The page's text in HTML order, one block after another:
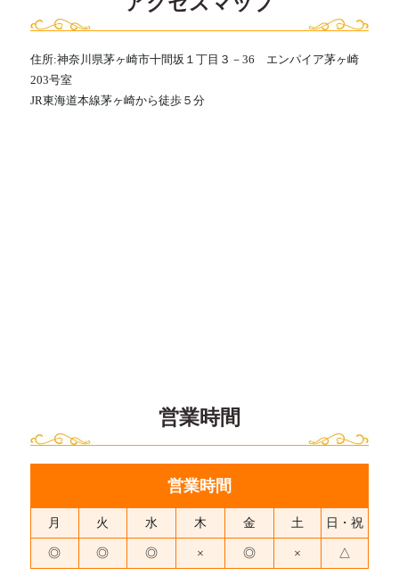
住所:神奈川県茅ヶ崎市十間坂１丁目３－36 エンパイア茅ヶ崎
203号室
JR東海道本線茅ヶ崎から徒歩５分
営業時間
営業時間
月 火 水 木 金 土 日・祝
◎ ◎ ◎ × ◎ × △